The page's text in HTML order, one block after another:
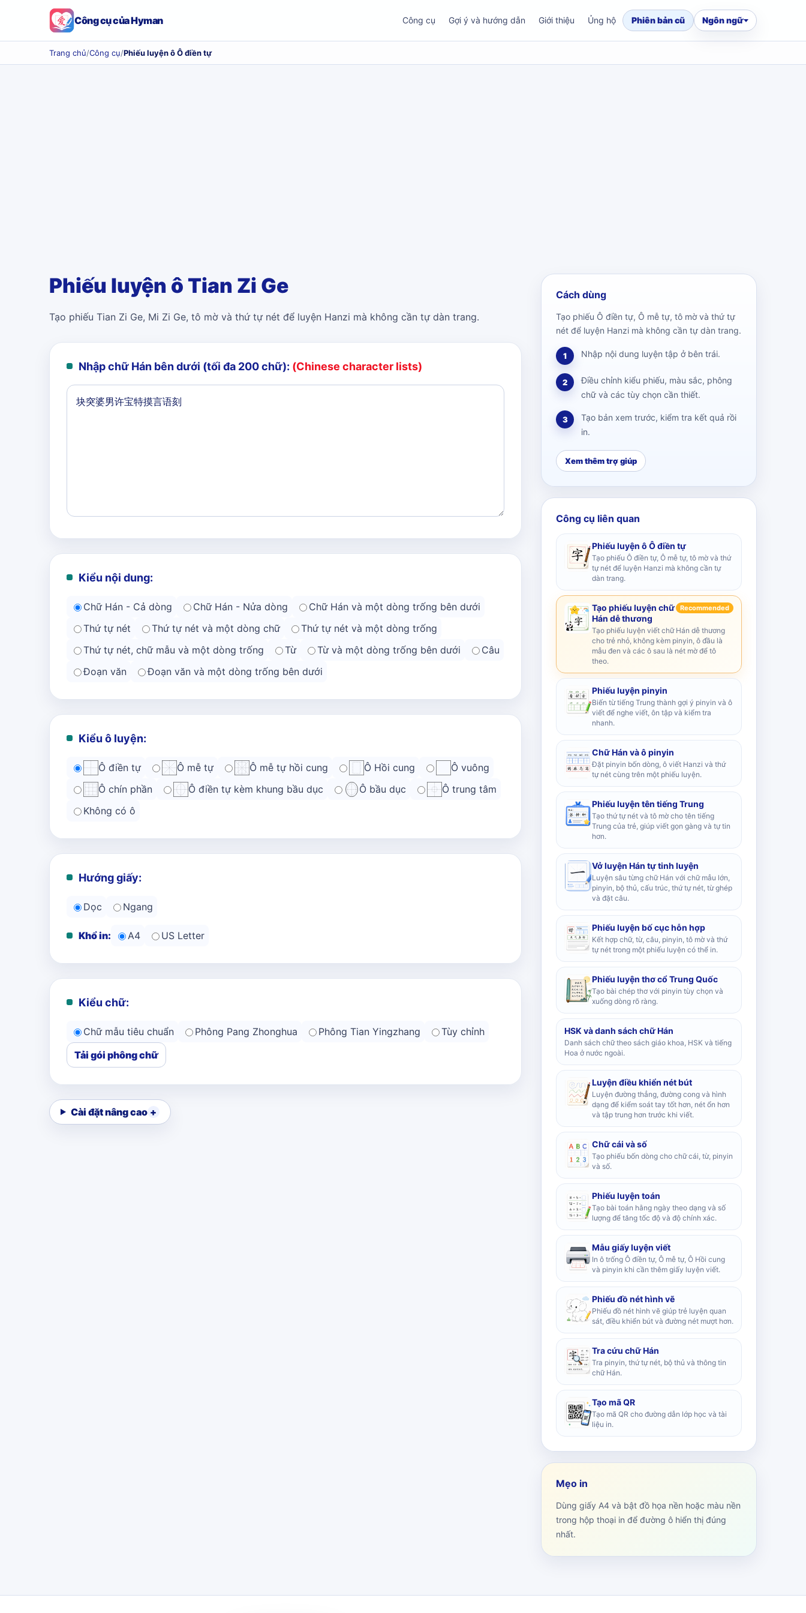
Công cụ của Hyman Công cụ Gợi ý và hướng dẫn Giới thiệu Ủng hộ Phiên bản cũ Ngôn ngữ
Trang chủ/Công cụ/Phiếu luyện ô Ô điền tự
Phiếu luyện ô Tian Zi Ge
Tạo phiếu Tian Zi Ge, Mi Zi Ge, tô mờ và thứ tự nét để luyện Hanzi mà không cần tự dàn trang.
Nhập chữ Hán bên dưới (tối đa 200 chữ): (Chinese character lists)
Kiểu nội dung:
Chữ Hán - Cả dòng Chữ Hán - Nửa dòng
Chữ Hán và một dòng trống bên dưới
Thứ tự nét
Thứ tự nét và một dòng chữ
Thứ tự nét và một dòng trống
Thứ tự nét, chữ mẫu và một dòng trống
Từ Từ và một dòng trống bên dưới
Câu
Đoạn văn
Đoạn văn và một dòng trống bên dưới
Kiểu ô luyện:
Ô điền tự Ô mễ tự Ô mễ tự hồi cung Ô Hồi cung
Ô vuông
Ô chín phần
Ô điền tự kèm khung bầu dục Ô bầu dục
Ô trung tâm
Không có ô
Hướng giấy:
Dọc Ngang
Khổ in: A4 US Letter
Kiểu chữ:
Chữ mẫu tiêu chuẩn Phông Pang Zhonghua Phông Tian Yingzhang
Tùy chỉnh
Tải gói phông chữ
Cài đặt nâng cao
Cách dùng
Tạo phiếu Ô điền tự, Ô mễ tự, tô mờ và thứ tự
nét để luyện Hanzi mà không cần tự dàn trang.
1 Nhập nội dung luyện tập ở bên trái.
2
Điều chỉnh kiểu phiếu, màu sắc, phông
chữ và các tùy chọn cần thiết.
3
Tạo bản xem trước, kiểm tra kết quả rồi
in.
Xem thêm trợ giúp
Công cụ liên quan
Phiếu luyện ô Ô điền tự
Tạo phiếu Ô điền tự, Ô mễ tự, tô mờ và thứ
tự nét để luyện Hanzi mà không cần tự
dàn trang.
Tạo phiếu luyện chữ
Hán dễ thương
Recommended
Tạo phiếu luyện viết chữ Hán dễ thương
cho trẻ nhỏ, không kèm pinyin, ô đầu là
mẫu đen và các ô sau là nét mờ để tô
theo.
Phiếu luyện pinyin
Biến từ tiếng Trung thành gợi ý pinyin và ô
viết để nghe viết, ôn tập và kiểm tra
nhanh.
Chữ Hán và ô pinyin
Đặt pinyin bốn dòng, ô viết Hanzi và thứ
tự nét cùng trên một phiếu luyện.
Phiếu luyện tên tiếng Trung
Tạo thứ tự nét và tô mờ cho tên tiếng
Trung của trẻ, giúp viết gọn gàng và tự tin
hơn.
Vở luyện Hán tự tinh luyện
Luyện sâu từng chữ Hán với chữ mẫu lớn,
pinyin, bộ thủ, cấu trúc, thứ tự nét, từ ghép
và đặt câu.
Phiếu luyện bố cục hỗn hợp
Kết hợp chữ, từ, câu, pinyin, tô mờ và thứ
tự nét trong một phiếu luyện có thể in.
Phiếu luyện thơ cổ Trung Quốc
Tạo bài chép thơ với pinyin tùy chọn và
xuống dòng rõ ràng.
HSK và danh sách chữ Hán
Danh sách chữ theo sách giáo khoa, HSK và tiếng
Hoa ở nước ngoài.
Luyện điều khiển nét bút
Luyện đường thẳng, đường cong và hình
dạng để kiểm soát tay tốt hơn, nét ổn hơn
và tập trung hơn trước khi viết.
Chữ cái và số
Tạo phiếu bốn dòng cho chữ cái, từ, pinyin
và số.
Phiếu luyện toán
Tạo bài toán hằng ngày theo dạng và số
lượng để tăng tốc độ và độ chính xác.
Mẫu giấy luyện viết
In ô trống Ô điền tự, Ô mễ tự, Ô Hồi cung
và pinyin khi cần thêm giấy luyện viết.
Phiếu đồ nét hình vẽ
Phiếu đồ nét hình vẽ giúp trẻ luyện quan
sát, điều khiển bút và đường nét mượt hơn.
Tra cứu chữ Hán
Tra pinyin, thứ tự nét, bộ thủ và thông tin
chữ Hán.
Tạo mã QR
Tạo mã QR cho đường dẫn lớp học và tài
liệu in.
Mẹo in
Dùng giấy A4 và bật đồ họa nền hoặc màu nền
trong hộp thoại in để đường ô hiển thị đúng
nhất.